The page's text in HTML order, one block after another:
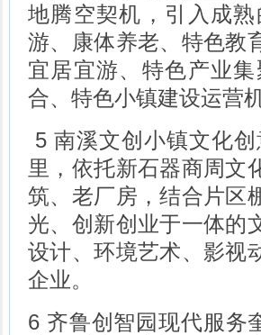
地腾空契机，引入成
游、康体养老、特色教
宜居宜游、特色产业
合、特色小镇建设运营
5 南溪文创小镇文化
里，依托新石器商周文
筑、老厂房，结合片区
光、创新创业于一体的
设计、环境艺术、影视
企业。
6 齐鲁创智园现代服务